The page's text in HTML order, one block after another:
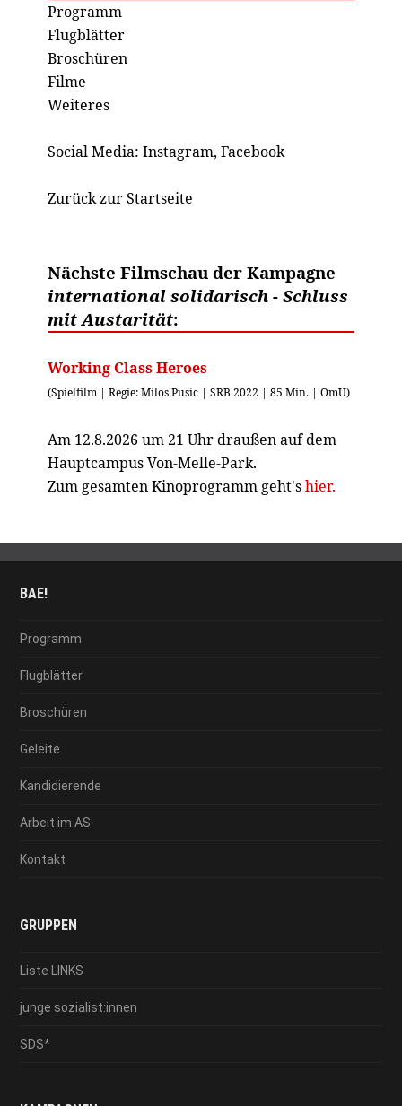
Programm
Flugblätter
Broschüren
Filme
Weiteres
Social Media: Instagram, Facebook
Zurück zur Startseite
Nächste Filmschau der Kampagne
international solidarisch - Schluss
mit Austarität:
Working Class Heroes
(Spielfilm | Regie: Milos Pusic | SRB 2022 | 85 Min. | OmU)
Am 12.8.2026 um 21 Uhr draußen auf dem
Hauptcampus Von-Melle-Park.
Zum gesamten Kinoprogramm geht'shier.
BAE!
Programm
Flugblätter
Broschüren
Geleite
Kandidierende
Arbeit im AS
Kontakt
GRUPPEN
Liste LINKS
junge sozialist:innen
SDS*